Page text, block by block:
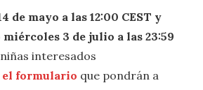
de mayo a las 12:00 CEST y
3 de julio a las 23:59
interesados
formulario que pondrán a